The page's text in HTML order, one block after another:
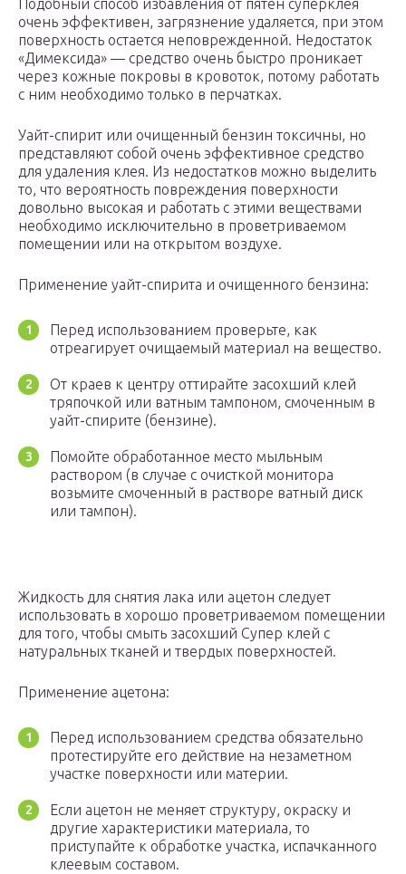
Подобный способ избавления от пятен суперклея
очень эффективен, загрязнение удаляется, при этом
поверхность остается неповрежденной. Недостаток
«Димексида» — средство очень быстро проникает
через кожные покровы в кровоток, потому работать
с ним необходимо только в перчатках.
Уайт-спирит или очищенный бензин токсичны, но
представляют собой очень эффективное средство
для удаления клея. Из недостатков можно выделить
то, что вероятность повреждения поверхности
довольно высокая и работать с этими веществами
необходимо исключительно в проветриваемом
помещении или на открытом воздухе.
Применение уайт-спирита и очищенного бензина:
Перед использованием проверьте, как
отреагирует очищаемый материал на вещество.
От краев к центру оттирайте засохший клей
тряпочкой или ватным тампоном, смоченным в
уайт-спирите (бензине).
Помойте обработанное место мыльным
раствором (в случае с очисткой монитора
возьмите смоченный в растворе ватный диск
или тампон).
Жидкость для снятия лака или ацетон следует
использовать в хорошо проветриваемом помещении
для того, чтобы смыть засохший Супер клей с
натуральных тканей и твердых поверхностей.
Применение ацетона:
Перед использованием средства обязательно
протестируйте его действие на незаметном
участке поверхности или материи.
Если ацетон не меняет структуру, окраску и
другие характеристики материала, то
приступайте к обработке участка, испачканного
клеевым составом.